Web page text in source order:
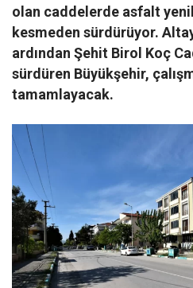
olan caddelerde asfalt
kesmeden sürdürüyor.
ardından Şehit Birol Koç
sürdüren Büyükşehir,
tamamlayacak.